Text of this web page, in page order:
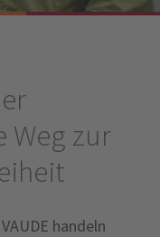
Weg zur
handeln